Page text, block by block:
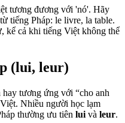
tương đương với 'nó'. Hãy
tiếng Pháp: le livre, la table.
kể cả khi tiếng Việt không thể
(lui, leur)
hay tương ứng với “cho anh
Nhiều người học lạm
thường ưu tiên lui và leur.